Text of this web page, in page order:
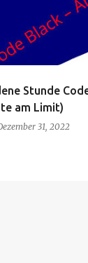
Stunde
am Limit)
31, 2022